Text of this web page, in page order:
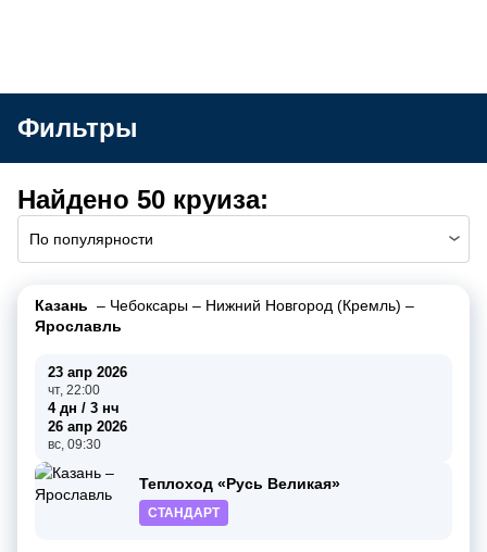
Фильтры
Найдено 50 круиза:
По популярности
Казань – Чебоксары – Нижний Новгород (Кремль) –
Ярославль
23 апр 2026
чт, 22:00
4 дн / 3 нч
26 апр 2026
вс, 09:30
Теплоход «Русь Великая»
СТАНДАРТ